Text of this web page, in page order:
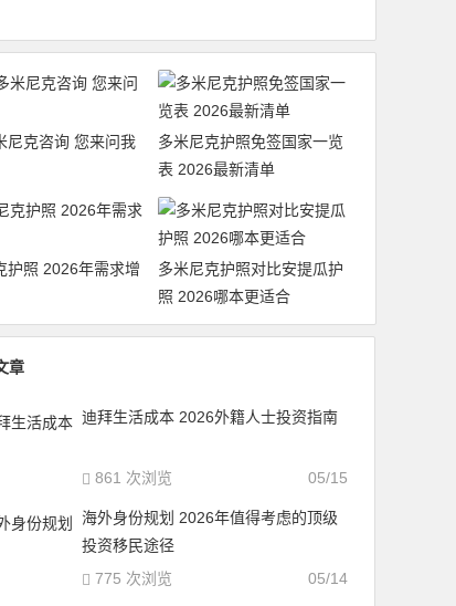
尼克咨询 您来问我
多米尼克护照免签国家一览
表 2026最新清单
护照 2026年需求增
多米尼克护照对比安提瓜护
照 2026哪本更适合
章
迪拜生活成本 2026外籍人士投资指南
05/15
861 次浏览
海外身份规划 2026年值得考虑的顶级
投资移民途径
05/14
775 次浏览